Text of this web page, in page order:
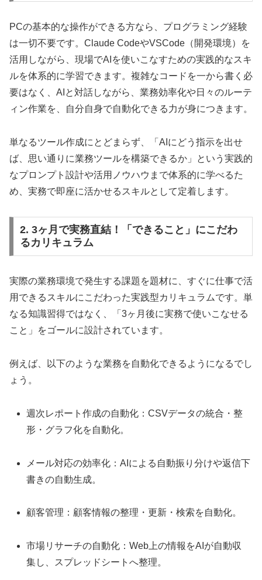
PCの基本的な操作ができる方なら、プログラミング経験
は一切不要です。Claude CodeやVSCode（開発環境）を
活用しながら、現場でAIを使いこなすための実践的なスキ
ルを体系的に学習できます。複雑なコードを一から書く必
要はなく、AIと対話しながら、業務効率化や日々のルーテ
ィン作業を、自分自身で自動化できる力が身につきます。
単なるツール作成にとどまらず、「AIにどう指示を出せ
ば、思い通りに業務ツールを構築できるか」という実践的
なプロンプト設計や活用ノウハウまで体系的に学べるた
め、実務で即座に活かせるスキルとして定着します。
2. 3ヶ月で実務直結！「できること」にこだわ
るカリキュラム
実際の業務環境で発生する課題を題材に、すぐに仕事で活
用できるスキルにこだわった実践型カリキュラムです。単
なる知識習得ではなく、「3ヶ月後に実務で使いこなせる
こと」をゴールに設計されています。
例えば、以下のような業務を自動化できるようになるでし
ょう。
週次レポート作成の自動化：CSVデータの統合・整
形・グラフ化を自動化。
メール対応の効率化：AIによる自動振り分けや返信下
書きの自動生成。
顧客管理：顧客情報の整理・更新・検索を自動化。
市場リサーチの自動化：Web上の情報をAIが自動収
集し、スプレッドシートへ整理。